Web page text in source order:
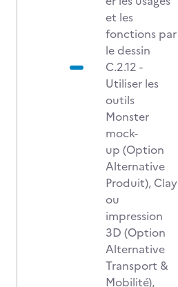
et les
fonctions par
le dessin
C.2.12 -
Utiliser les
outils
Monster
mock-
up (Option
Alternative
Produit), Clay
ou
impression
3D (Option
Alternative
Transport &
Mobilité),